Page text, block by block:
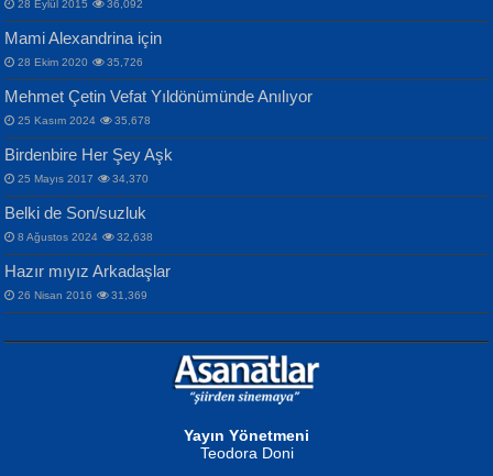
MAHMUT GÜRBÜZ
İbrahim Olmak ve Bitirebilmek...
NURAN KÖSE BAYDAR
Songül Özel
Mahzen...
Ben Deniz Değilim ki...
NAZIM HİKMET RAN
Bir Cezaevinde, Tecritteki Adamın
Mektupları...
28 Eylül 2015 36,092
Mami Alexandrina için
28 Ekim 2020 35,726
Mehmet Çetin Vefat Yıldönümünde Anılıyor
25 Kasım 2024 35,678
Birdenbire Her Şey Aşk
25 Mayıs 2017 34,370
Belki de Son/suzluk
8 Ağustos 2024 32,638
Hazır mıyız Arkadaşlar
26 Nisan 2016 31,369
Yayın Yönetmeni
Teodora Doni